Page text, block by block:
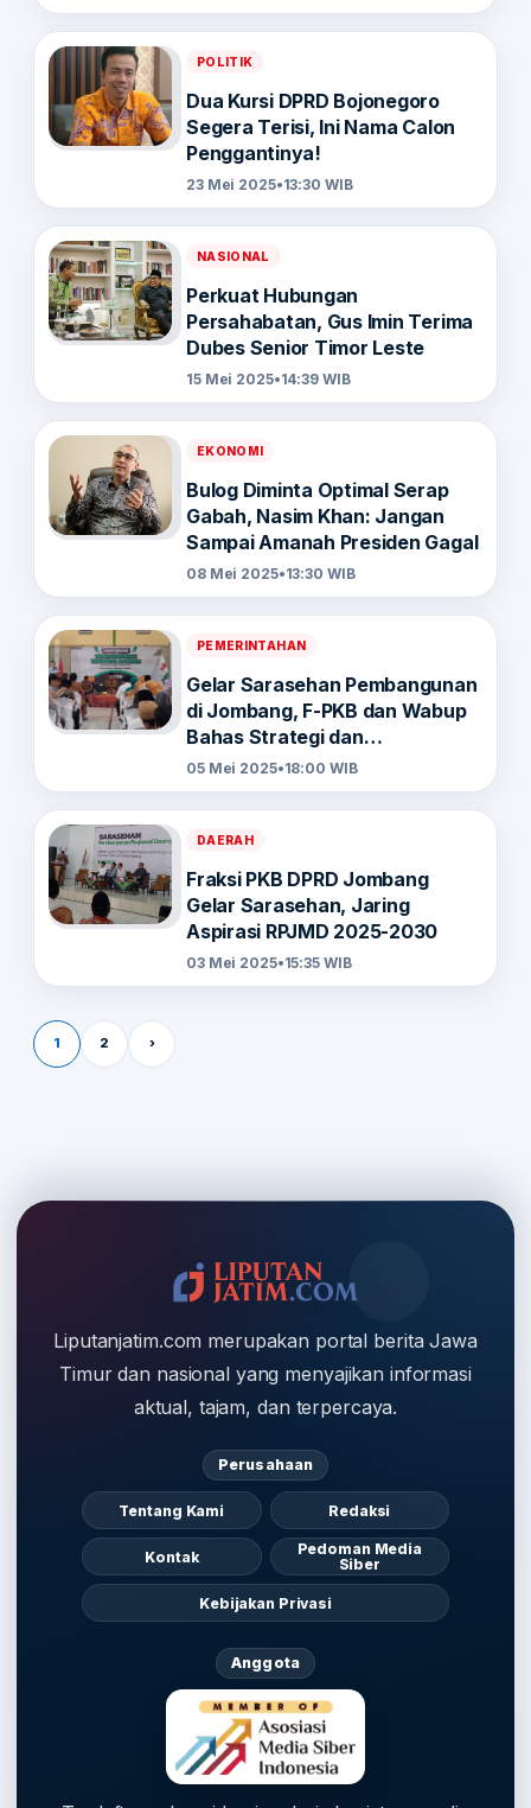
POLITIK
Dua Kursi DPRD Bojonegoro
Segera Terisi, Ini Nama Calon
Penggantinya!
23 Mei 2025•13:30 WIB
NASIONAL
Perkuat Hubungan
Persahabatan, Gus Imin Terima
Dubes Senior Timor Leste
15 Mei 2025•14:39 WIB
EKONOMI
Bulog Diminta Optimal Serap
Gabah, Nasim Khan: Jangan
Sampai Amanah Presiden Gagal
08 Mei 2025•13:30 WIB
PEMERINTAHAN
Gelar Sarasehan Pembangunan
di Jombang, F-PKB dan Wabup
Bahas Strategi dan
Tantangannya
05 Mei 2025•18:00 WIB
DAERAH
Fraksi PKB DPRD Jombang
Gelar Sarasehan, Jaring
Aspirasi RPJMD 2025-2030
03 Mei 2025•15:35 WIB
Paginasi pos
1 2 ›
Liputanjatim.com merupakan portal berita Jawa
Timur dan nasional yang menyajikan informasi
aktual, tajam, dan terpercaya.
Perusahaan
Tentang Kami Redaksi
Kontak
Pedoman Media
Siber
Kebijakan Privasi
Anggota